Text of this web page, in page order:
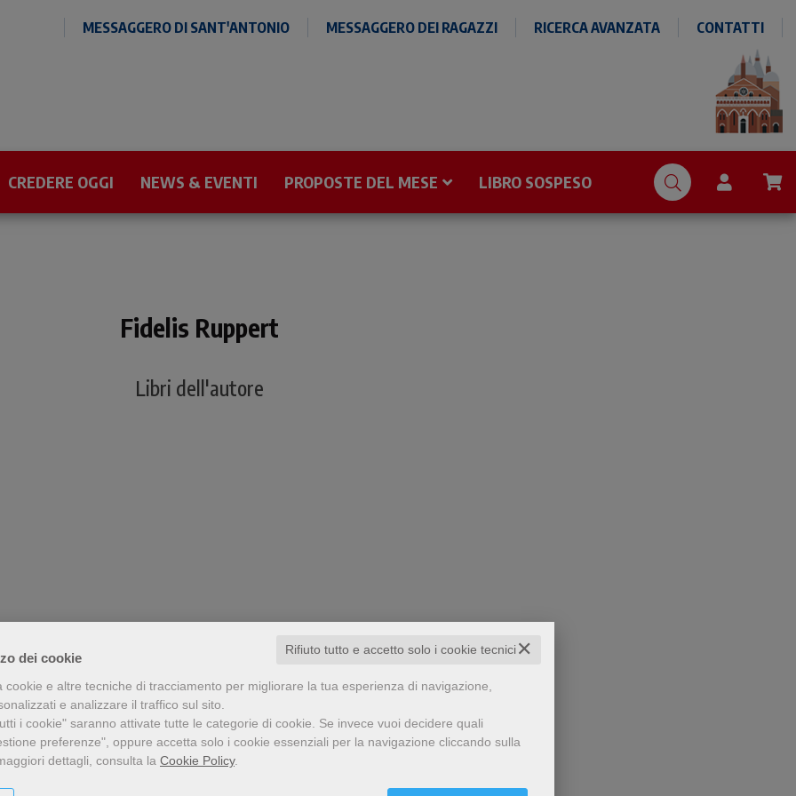
dei cookie ✕
Rifiuto tutto e accetto solo i cookie tecnici
cookie e altre tecniche di tracciamento per migliorare la tua esperienza di navigazione,
e analizzare il traffico sul sito.
i cookie" saranno attivate tutte le categorie di cookie. Se invece vuoi decidere quali
preferenze", oppure accetta solo i cookie essenziali per la navigazione cliccando sulla
dettagli, consulta la Cookie Policy.
MESSAGGERO DI SANT'ANTONIO MESSAGGERO DEI RAGAZZI RICERCA AVANZATA CONTATTI
CREDERE OGGI NEWS & EVENTI PROPOSTE DEL MESE LIBRO SOSPESO
Fidelis Ruppert
Libri dell'autore